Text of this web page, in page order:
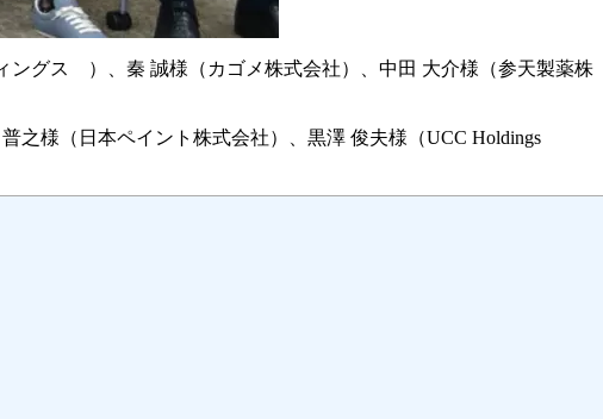
ングス ）、秦 誠様（カゴメ株式会社）、中田 大介様（参天製薬株
之様（日本ペイント株式会社）、黒澤 俊夫様（UCC Holdings